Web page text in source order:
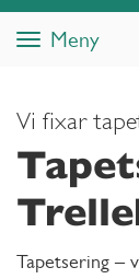
ToggleMeny
Vi fixar
Tapetsering –